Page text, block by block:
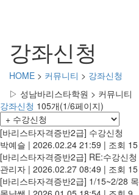
강좌신청
HOME > 커뮤니티 > 강좌신청
▷ 성남바리스타학원 > 커뮤니티
강좌신청 105개(1/6페이지)
[바리스타자격증반2급] 수강신청
박예슬 | 2026.02.24 21:59 | 조회 15
[바리스타자격증반2급] RE:수강신청
관리자 | 2026.02.27 08:49 | 조회 15
[바리스타자격증반2급] 1/15~2/28